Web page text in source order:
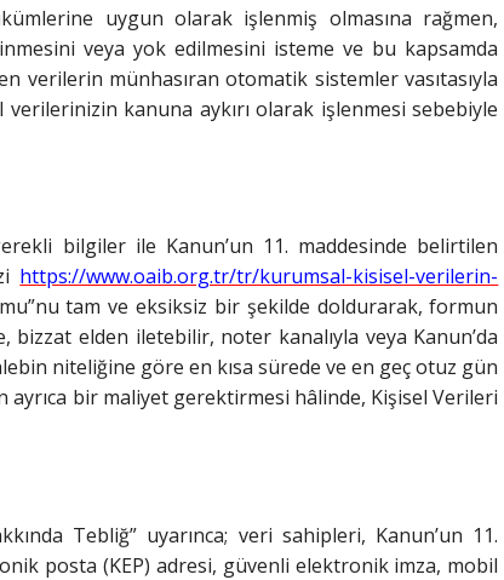
uygun olarak işlenmiş olmasına rağmen,
veya yok edilmesini isteme ve bu kapsamda
verilerin münhasıran otomatik sistemler vasıtasıyla
kanuna aykırı olarak işlenmesi sebebiyle
bilgiler ile Kanun’un 11. maddesinde belirtilen
https://www.oaib.org.tr/tr/kurumsal-kisisel-verilerin-
tam ve eksiksiz bir şekilde doldurarak, formun
bizzat elden iletebilir, noter kanalıyla veya Kanun’da
niteliğine göre en kısa sürede ve en geç otuz gün
ayrıca bir maliyet gerektirmesi hâlinde, Kişisel Verileri
Tebliğ” uyarınca; veri sahipleri, Kanun’un 11.
posta (KEP) adresi, güvenli elektronik imza, mobil